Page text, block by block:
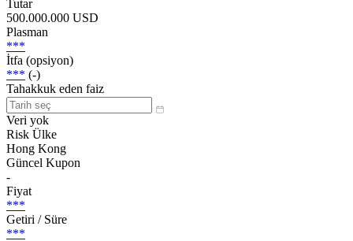
Tutar
500.000.000 USD
Plasman
***
İtfa (opsiyon)
*** (-)
Tahakkuk eden faiz
Veri yok
Risk Ülke
Hong Kong
Güncel Kupon
-
Fiyat
***
Getiri / Süre
***